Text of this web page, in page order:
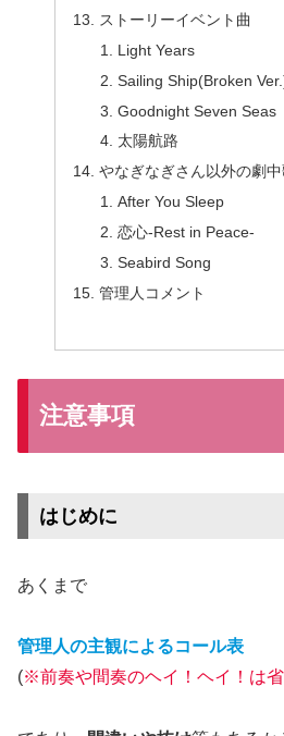
ストーリーイベント曲
Light Years
Sailing Ship(Broken
Goodnight Seven Seas
太陽航路
やなぎなぎさん以外の劇中
After You Sleep
恋心-Rest in Peace-
Seabird Song
管理人コメント
注意事項
はじめに
あくまで
管理人の主観によるコール表
(※前奏や間奏のヘイ！ヘイ！は